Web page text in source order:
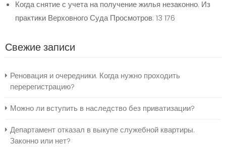
Когда снятие с учета на получение жилья незаконно. Из
практики Верховного СудаПросмотров: 13 176
Свежие записи
Реновация и очередники. Когда нужно проходить
перерегистрацию?
Можно ли вступить в наследство без приватизации?
Департамент отказал в выкупе служебной квартиры.
Законно или нет?